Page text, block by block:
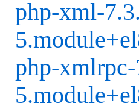
php-xml-
php-